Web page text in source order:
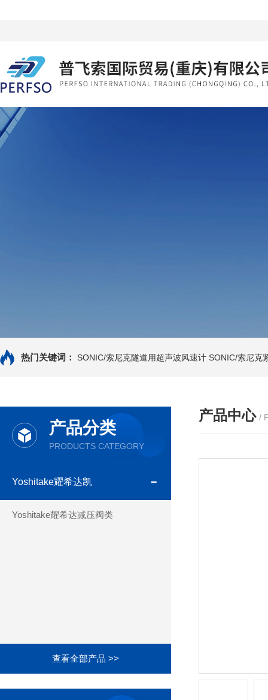
热门关键词： SONIC/索尼克隧道用超声波风速计 SONIC/索尼克
产品分类
PRODUCTS CATEGORY
Yoshitake耀希达凯
Yoshitake耀希达减压阀类
查看全部产品 >>
产品中心 /